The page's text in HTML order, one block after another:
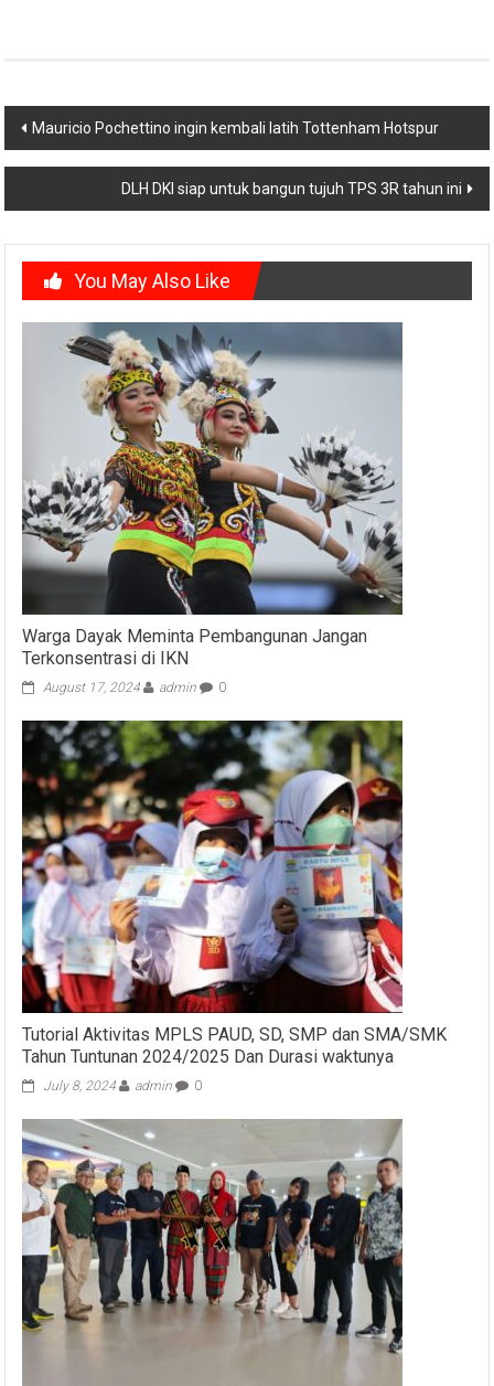
Post
navigation
Mauricio Pochettino ingin kembali latih Tottenham Hotspur
DLH DKI siap untuk bangun tujuh TPS 3R tahun ini
You May Also Like
Warga Dayak Meminta Pembangunan Jangan
Terkonsentrasi di IKN
August 17, 2024 admin 0
Tutorial Aktivitas MPLS PAUD, SD, SMP dan SMA/SMK
Tahun Tuntunan 2024/2025 Dan Durasi waktunya
July 8, 2024 admin 0